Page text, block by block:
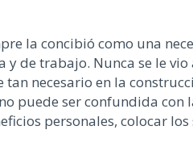
la concibió como una
de trabajo. Nunca se le
necesario en la
puede ser confundida
personales, colocar